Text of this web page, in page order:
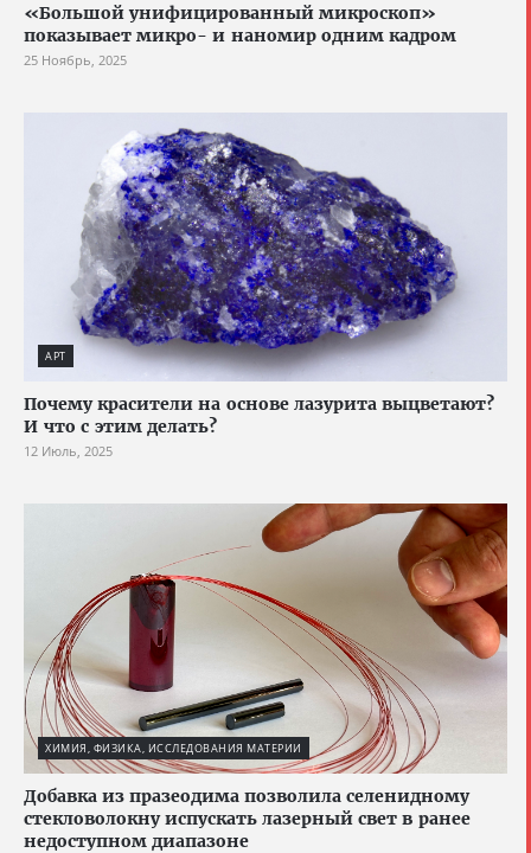
«Большой унифицированный микроскоп»
показывает микро- и наномир одним кадром
25 Ноябрь, 2025
АРТ
Почему красители на основе лазурита выцветают?
И что с этим делать?
12 Июль, 2025
ХИМИЯ, ФИЗИКА, ИССЛЕДОВАНИЯ МАТЕРИИ
Добавка из празеодима позволила селенидному
стекловолокну испускать лазерный свет в ранее
недоступном диапазоне